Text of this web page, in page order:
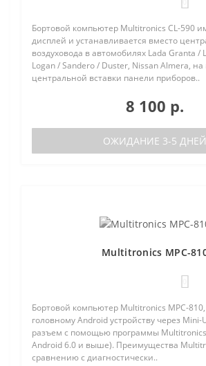
Бортовой компьютер Multitronics CL-590
дисплей и устанавливается вместо
воздуховода в автомобилях Lada Granta /
Logan / Sandero / Duster, Nissan Almera, на
центральной вставки панели приборов..
8 100 р.
ОЖИДАНИЕ 3-5 ДНЕЙ
Multitronics MPC-
Бортовой компьютер Multitronics MPC-
головному Android устройству через Mini-
разъем с помощью программы
Android 6.0 и выше). Преимущества
сравнению с диагностически..